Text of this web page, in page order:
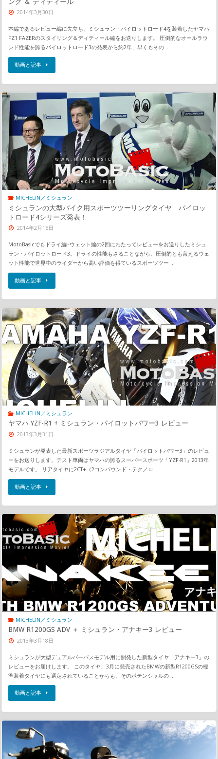
2014年3月30日
本編であるレビュー編に先立ち、ミシュラン・パイロットロード4を装着したヤマハ
FZ1 FAZERのスタイリング＆ディティール編をお送りします。 圧倒的なオールラウ
ンド性能を誇るパイロットロード3の発表から約2年、早くもその …
動画と記事
MICHELIN／ミシュラン
ミシュランの大型バイク用スポーツツーリングタイヤ パイロッ
トロード4シリーズ発表！
2014年2月15日
MotoBasicでもドライ編･ウェット編の2回にわたってレビューをお送りしたミシュ
ラン・パイロットロード3。ドライの性能もさることながら、圧倒的とも言えるウェ
ット性能で世界中のライダーから高い評価を得ているスポーツツー …
動画と記事
MICHELIN／ミシュラン
ヤマハ YZF-R1 + ミシュラン・パイロットパワー3 レビュー
2013年3月31日
ミシュランが発表した最新スポーツラジアルタイヤ「パイロットパワー3」のレビュ
ーをお送りします。テスト車両はヤマハの誇るスーパースポーツ「YZF-R1」2013年
モデルです。 リアタイヤに2CT+（2コンパウンド・テクノロ …
動画と記事
MICHELIN／ミシュラン
BMW R1200GS ADV ＋ ミシュラン・アナキー3 レビュー
2013年3月18日
ミシュランが大型デュアルパーパスモデル用に開発した新型タイヤ「アナキー3」の
レビューをお届けします。 このタイヤ、3月に発売されたBMWの新型R1200GSの標
準装着タイヤにも選定されていることからも、そのポテンシャルの …
動画と記事